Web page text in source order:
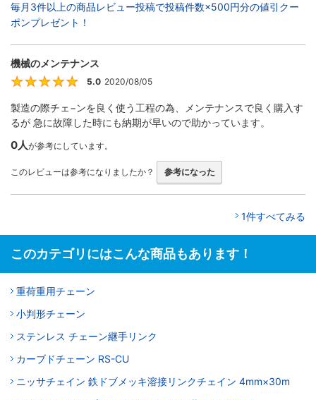
毎月3件以上の商品レビュー投稿で投稿件数×500円分の値引クー
ポンプレゼント！
機械のメンテナンス
5
5.0 2020/08/05
製造の際チェ−ンを良く使う工程の為、メンテナンスで良く購入す
るが 急に故障した時にも納期が早いので助かっています。
0人が参考にしています。
このレビューは参考になりましたか？ 参考になった
1件すべてみる
このカテゴリにはこんな商品もあります！
重荷重用チェーン
小判形チェーン
ステンレス チェーン継手リンク
カーブドチェーン RS-CU
ニッサチェイン 鉄ドブメッキ溶接リンクチェイン 4mm×30m